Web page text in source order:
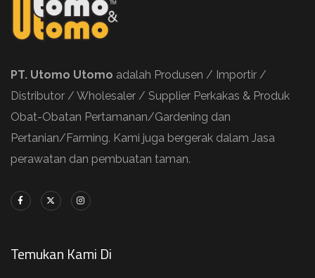
PT. Utomo Utomo adalah Produsen / Importir /
Distributor / Wholesaler / Supplier Perkakas & Produk
Obat-Obatan Pertamanan/Gardening dan
Pertanian/Farming. Kami juga bergerak dalam Jasa
perawatan dan pembuatan taman.
Temukan Kami Di